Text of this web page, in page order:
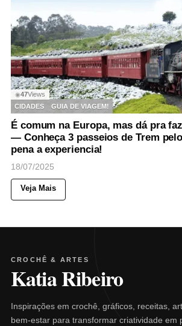
◉47Views
CIDADES
GUIA DE VIAGEM!
É comum na Europa, mas dá pra
— Conheça 3 passeios de Trem
pena a experiencia!
18/07/2025
Veja Mais
CROCHÊ & ARTES
Katia Ribeiro
Inspirações em crochê, gráficos, receitas,
bem-estar para transformar criatividade em